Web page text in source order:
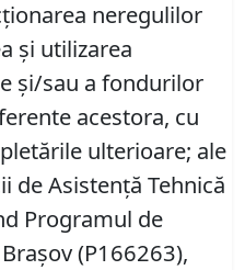
neregulilor
şi utilizarea
şi/sau a fondurilor
acestora, cu
ulterioare; ale
de Asistență Tehnică
Programul de
(P166263),